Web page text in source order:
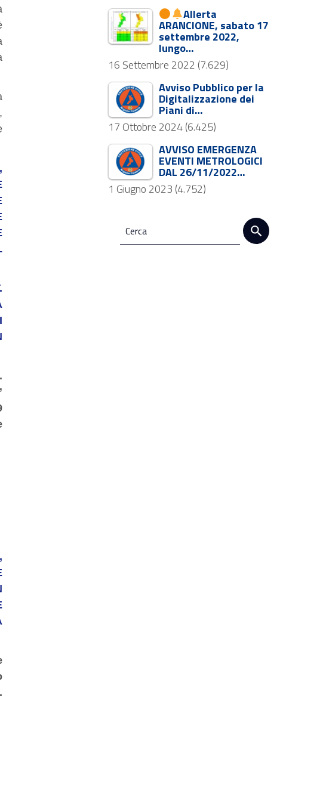
Allerta
ARANCIONE, sabato 17
settembre 2022,
lungo…
16 Settembre 2022 (7.629)
Avviso Pubblico per la
Digitalizzazione dei
Piani di…
17 Ottobre 2024(6.425)
AVVISO EMERGENZA
EVENTI METROLOGICI
DAL 26/11/2022…
1 Giugno 2023 (4.752)